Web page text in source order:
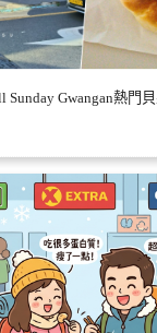
Sunday Gwangan熱門